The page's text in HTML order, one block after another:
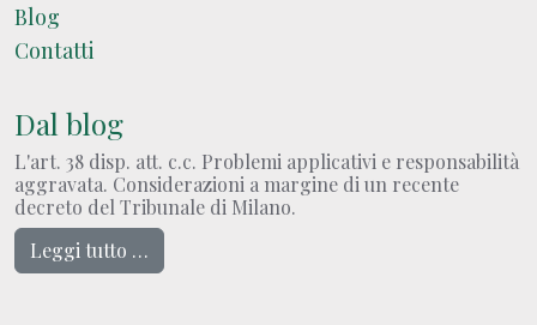
Blog
Contatti
Dal blog
L'art. 38 disp. att. c.c. Problemi applicativi e responsabilità
aggravata. Considerazioni a margine di un recente
decreto del Tribunale di Milano.
Leggi tutto …